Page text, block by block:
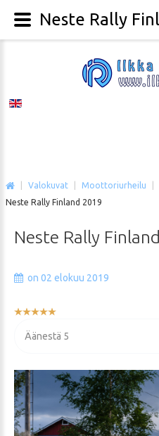
Valokuvat Moottoriurheilu
Neste Rally Finland 2019
Neste Rally Finland
on 02 elokuu 2019
Käyttäjän
arvioida